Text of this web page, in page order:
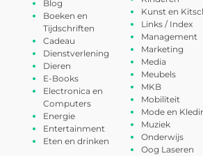
Blog
Boeken en
Tijdschriften
Cadeau
Dienstverlening
Dieren
E-Books
Electronica en
Computers
Energie
Entertainment
Eten en drinken
Kunst en
Links / Index
Management
Marketing
Media
Meubels
MKB
Mobiliteit
Mode en
Muziek
Onderwijs
Oog Laseren